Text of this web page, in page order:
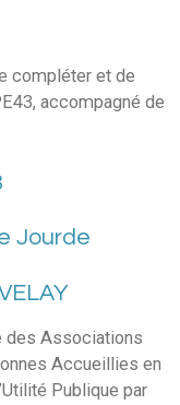
compléter et de
accompagné de
Jourde
des Associations
Accueillies en
Publique par